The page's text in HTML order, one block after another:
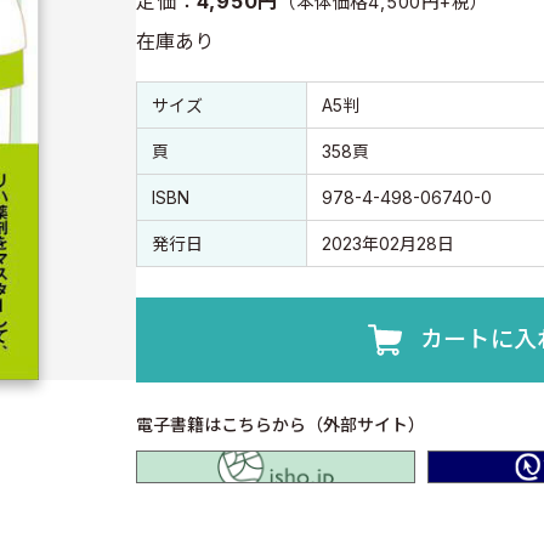
在庫あり
書誌情報
書誌情報
サイズ A5判
頁 358頁
ISBN 978-4-498-06740-0
発行日 2023年02月28日
カートに入
電子書籍はこちらから（外部サイト）